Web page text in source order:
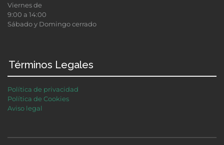
Viernes de
9:00 a 14:00
Sábado y Domingo cerrado
Términos Legales
Política de privacidad
Política de Cookies
Aviso legal